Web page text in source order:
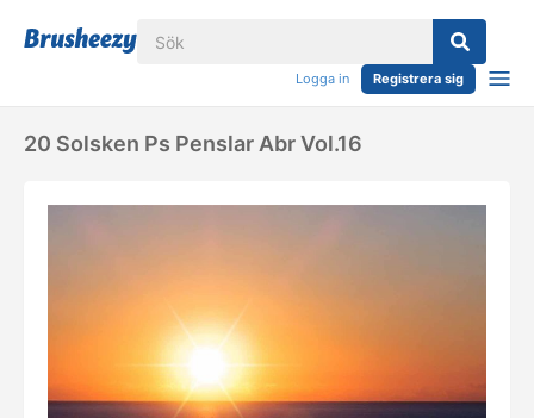
Logga in Registrera sig
20 Solsken Ps Penslar Abr Vol.16